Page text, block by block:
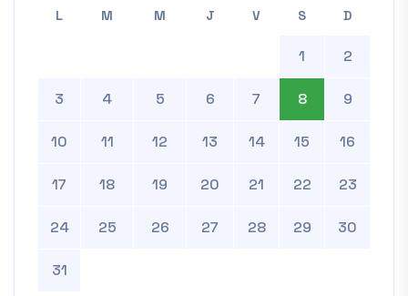
L M M J V S D
1 2
3 4 5 6 7 8 9
10 11 12 13 14 15 16
17 18 19 20 21 22 23
24 25 26 27 28 29 30
31